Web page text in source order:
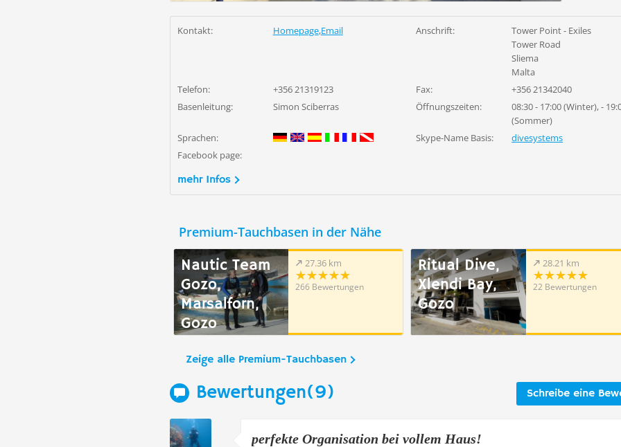
Kontakt: Homepage,Email Anschrift:
Tower Point - Exiles
Tower Road
Sliema
Malta
Telefon:
+356 21319123 Fax:
+356 21342040
Basenleitung:
Simon Sciberras Öffnungszeiten:
08:30 - 17:00 (Winter), -
(Sommer)
Sprachen:
Skype-Name Basis:
divesystems
Facebook page:
mehr Infos
Premium-Tauchbasen in der Nähe
Nautic Team
Gozo,
Marsalforn,
Gozo
27.36 km
266 Bewertungen
Ritual Dive,
Xlendi Bay,
Gozo
28.21 km
22 Bewertungen
Zeige alle Premium-Tauchbasen
Schreibe eine
Bewertungen(9)
perfekte Organisation bei vollem Haus!